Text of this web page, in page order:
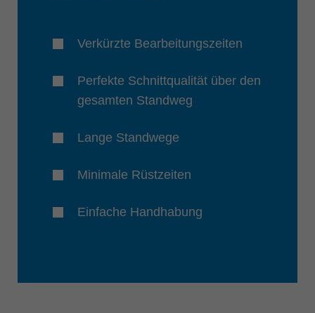
Verkürzte Bearbeitungszeiten
Perfekte Schnittqualität über den
gesamten Standweg
Lange Standwege
Minimale Rüstzeiten
Einfache Handhabung